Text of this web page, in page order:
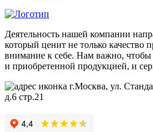
Деятельность нашей компании
который ценит не только качество
внимание к себе. Нам важно, чтобы
и приобретенной продукцией, и
г.Москва, ул.
д.6 стр.21